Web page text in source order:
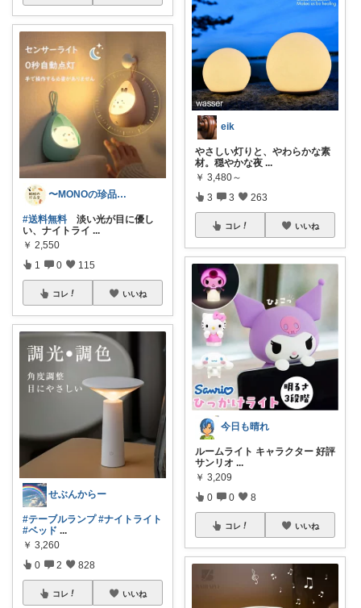
〜MONOの珍品堂〜
#送料無料 淡い光が目に優し
い、ナイトライ ...
￥ 2,550
1 0 115
コレ いいね
せぶんからー
#テーブルランプ #ナイトライト
#ベッド ...
￥ 3,260
0 2 828
コレ いいね
eik
やさしい灯りと、やわらかな素
材。穏やかな夜 ...
￥ 3,480～
3 3 263
コレ いいね
今日も晴れ
ルームライト キャラクター 好評
サンリオ ...
￥ 3,209
0 0 8
コレ いいね